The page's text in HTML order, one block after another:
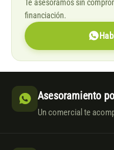
Te asesoramos sin
financiación.
Asesoramiento
Un comercial te